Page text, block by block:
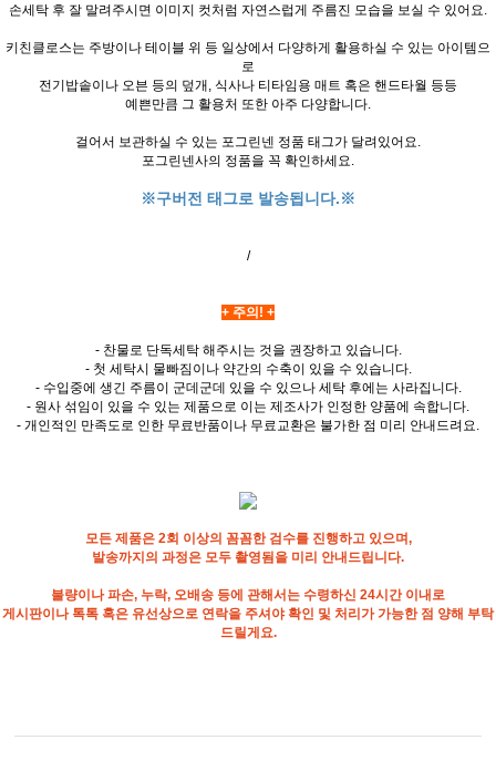
손세탁 후 잘 말려주시면 이미지 컷처럼 자연스럽게 주름진 모습을 보실 수 있어요.
키친클로스는 주방이나 테이블 위 등 일상에서 다양하게 활용하실 수 있는 아이템으
로
전기밥솥이나 오븐 등의 덮개, 식사나 티타임용 매트 혹은 핸드타월 등등
예쁜만큼 그 활용처 또한 아주 다양합니다.
걸어서 보관하실 수 있는 포그린넨 정품 태그가 달려있어요.
포그린넨사의 정품을 꼭 확인하세요.
※구버전 태그로 발송됩니다.※
/
+ 주의! +
- 찬물로 단독세탁 해주시는 것을 권장하고 있습니다.
- 첫 세탁시 물빠짐이나 약간의 수축이 있을 수 있습니다.
- 수입중에 생긴 주름이 군데군데 있을 수 있으나 세탁 후에는 사라집니다.
- 원사 섞임이 있을 수 있는 제품으로 이는 제조사가 인정한 양품에 속합니다.
- 개인적인 만족도로 인한 무료반품이나 무료교환은 불가한 점 미리 안내드려요.
모든 제품은 2회 이상의 꼼꼼한 검수를 진행하고 있으며,
발송까지의 과정은 모두 촬영됨을 미리 안내드립니다.
불량이나 파손, 누락, 오배송 등에 관해서는 수령하신 24시간 이내로
게시판이나 톡톡 혹은 유선상으로 연락을 주셔야 확인 및 처리가 가능한 점 양해 부탁
드릴게요.